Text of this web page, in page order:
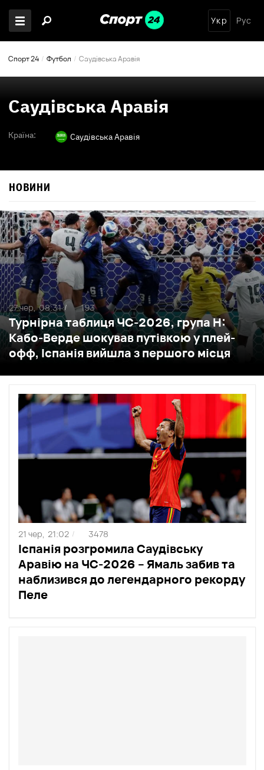
Укр Рус
Спорт 24 Футбол Саудівська Аравія
Саудівська Аравія
Країна: Саудівська Аравія
НОВИНИ
Турнірна таблиця ЧС-2026, група Н:
Кабо-Верде шокував путівкою у плей-
офф, Іспанія вийшла з першого місця
27 чер, 08:31 / 193
Іспанія розгромила Саудівську
Аравію на ЧС-2026 – Ямаль забив та
наблизився до легендарного рекорду
Пеле
21 чер, 21:02 / 3478